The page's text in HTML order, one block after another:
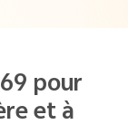
pour
et à